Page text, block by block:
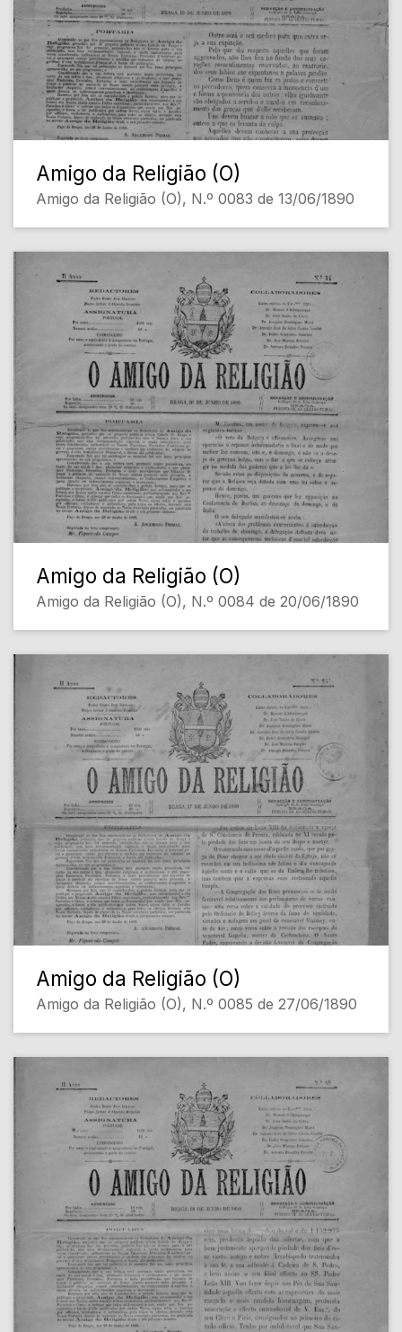
Amigo da Religião (O)
Amigo da Religião (O), N.º 0083 de 13/06/1890
Amigo da Religião (O)
Amigo da Religião (O), N.º 0084 de 20/06/1890
Amigo da Religião (O)
Amigo da Religião (O), N.º 0085 de 27/06/1890